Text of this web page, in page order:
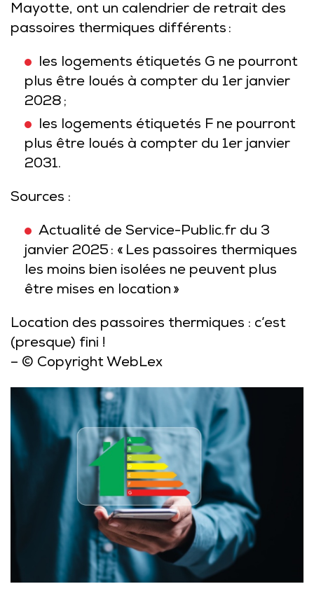
Mayotte, ont un calendrier de retrait des
passoires thermiques différents :
les logements étiquetés G ne pourront
plus être loués à compter du 1er janvier
2028 ;
les logements étiquetés F ne pourront
plus être loués à compter du 1er janvier
2031.
Sources :
Actualité de Service-Public.fr du 3
janvier 2025 : « Les passoires thermiques
les moins bien isolées ne peuvent plus
être mises en location »
Location des passoires thermiques : c’est
(presque) fini !
– © Copyright WebLex